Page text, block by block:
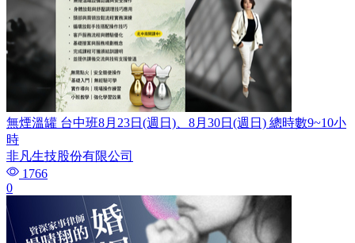
無煙溫罐 台中班8月23日(週日)、8月30日(週日) 總時數9~10小
時
非凡生技股份有限公司
1766
0